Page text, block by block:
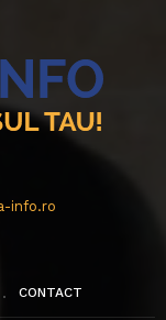
info.ro
CONTACT